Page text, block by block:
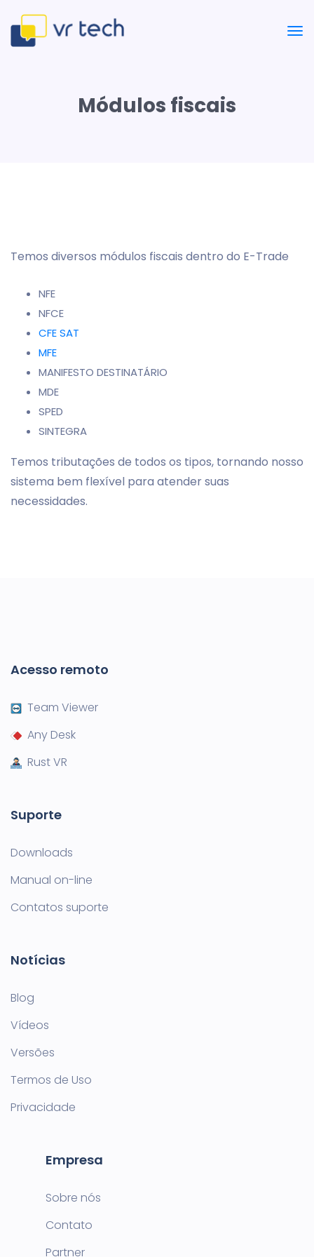
Módulos fiscais
Temos diversos módulos fiscais dentro do E-Trade
NFE
NFCE
CFE SAT
MFE
MANIFESTO DESTINATÁRIO
MDE
SPED
SINTEGRA
Temos tributações de todos os tipos, tornando nosso
sistema bem flexível para atender suas
necessidades.
Acesso remoto
Team Viewer
Any Desk
Rust VR
Suporte
Downloads
Manual on-line
Contatos suporte
Notícias
Blog
Vídeos
Versões
Termos de Uso
Privacidade
Empresa
Sobre nós
Contato
Partner